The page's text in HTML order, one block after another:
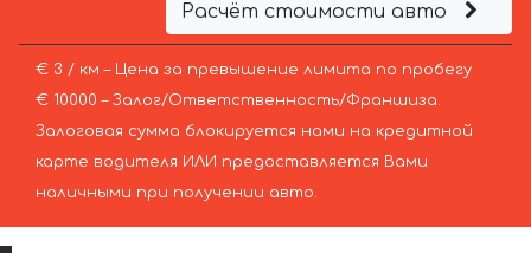
Расчёт стоимости авто
€ 3 / км – Цена за превышение лимита по пробегу
€ 10000 – Залог/Ответственность/Франшиза.
Залоговая сумма блокируется нами на кредитной
карте водителя ИЛИ предоставляется Вами
наличными при получении авто.